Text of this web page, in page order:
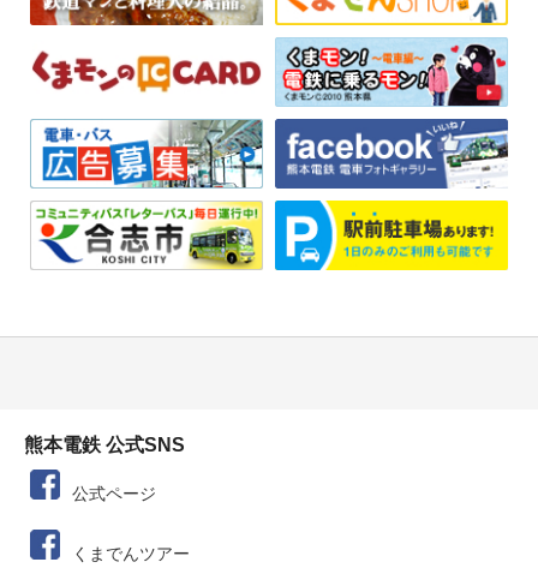
熊本電鉄 公式SNS
公式ページ
くまでんツアー